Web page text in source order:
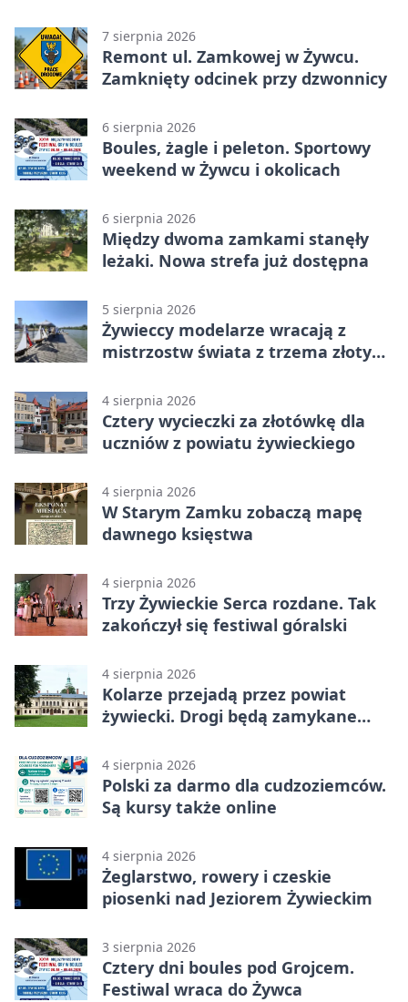
7 sierpnia 2026
Remont ul. Zamkowej w Żywcu.
Zamknięty odcinek przy dzwonnicy
6 sierpnia 2026
Boules, żagle i peleton. Sportowy
weekend w Żywcu i okolicach
6 sierpnia 2026
Między dwoma zamkami stanęły
leżaki. Nowa strefa już dostępna
5 sierpnia 2026
Żywieccy modelarze wracają z
mistrzostw świata z trzema złotymi
4 sierpnia 2026
Cztery wycieczki za złotówkę dla
uczniów z powiatu żywieckiego
4 sierpnia 2026
W Starym Zamku zobaczą mapę
dawnego księstwa
4 sierpnia 2026
Trzy Żywieckie Serca rozdane. Tak
zakończył się festiwal góralski
4 sierpnia 2026
Kolarze przejadą przez powiat
żywiecki. Drogi będą zamykane
4 sierpnia 2026
Polski za darmo dla cudzoziemców.
Są kursy także online
4 sierpnia 2026
Żeglarstwo, rowery i czeskie
piosenki nad Jeziorem Żywieckim
3 sierpnia 2026
Cztery dni boules pod Grojcem.
Festiwal wraca do Żywca